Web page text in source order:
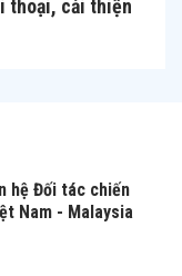
thoại, cải thiện
hệ Đối tác chiến
Nam - Malaysia